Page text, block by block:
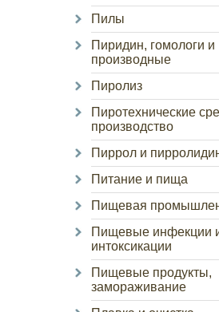
Пилы
Пиридин, гомологи и
производные
Пиролиз
Пиротехнические
производство
Пиррол и
Питание и пища
Пищевая
Пищевые инфекции
интоксикации
Пищевые продукты,
замораживание